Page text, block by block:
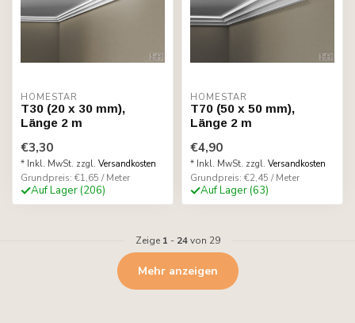
HOMESTAR
T30 (20 x 30 mm),
Länge 2 m
€3,30
* Inkl. MwSt. zzgl. Versandkosten
Grundpreis: €1,65 / Meter
Auf Lager (206)
HOMESTAR
T70 (50 x 50 mm),
Länge 2 m
€4,90
* Inkl. MwSt. zzgl. Versandkosten
Grundpreis: €2,45 / Meter
Auf Lager (63)
Zeige 1 - 24von 29
Mehr anzeigen